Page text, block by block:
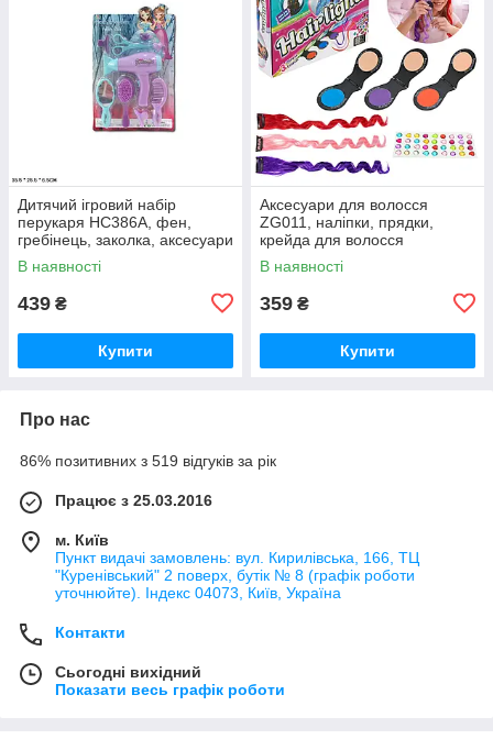
Дитячий ігровий набір
перукаря HC386A, фен,
гребінець, заколка, аксесуари
В наявності
439 ₴
Купити
Аксесуари для волосся
ZG011, наліпки, прядки,
крейда для волосся
В наявності
359 ₴
Купити
Про нас
86% позитивних з 519 відгуків за рік
Працює з 25.03.2016
м. Київ
Пункт видачі замовлень: вул. Кирилівська, 166, ТЦ
"Куренівський" 2 поверх, бутік № 8 (графік роботи
уточнюйте). Індекс 04073, Київ, Україна
Контакти
Сьогодні вихідний
Показати весь графік роботи